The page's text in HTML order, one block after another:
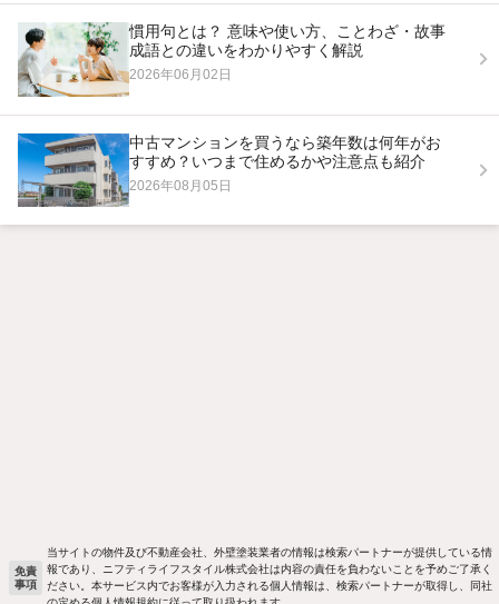
慣用句とは？ 意味や使い方、ことわざ・故事
成語との違いをわかりやすく解説
2026年06月02日
中古マンションを買うなら築年数は何年がお
すすめ？いつまで住めるかや注意点も紹介
2026年08月05日
免責
事項
当サイトの物件及び不動産会社、外壁塗装業者の情報は検索パートナーが提供している情
報であり、ニフティライフスタイル株式会社は内容の責任を負わないことを予めご了承く
ださい。本サービス内でお客様が入力される個人情報は、検索パートナーが取得し、同社